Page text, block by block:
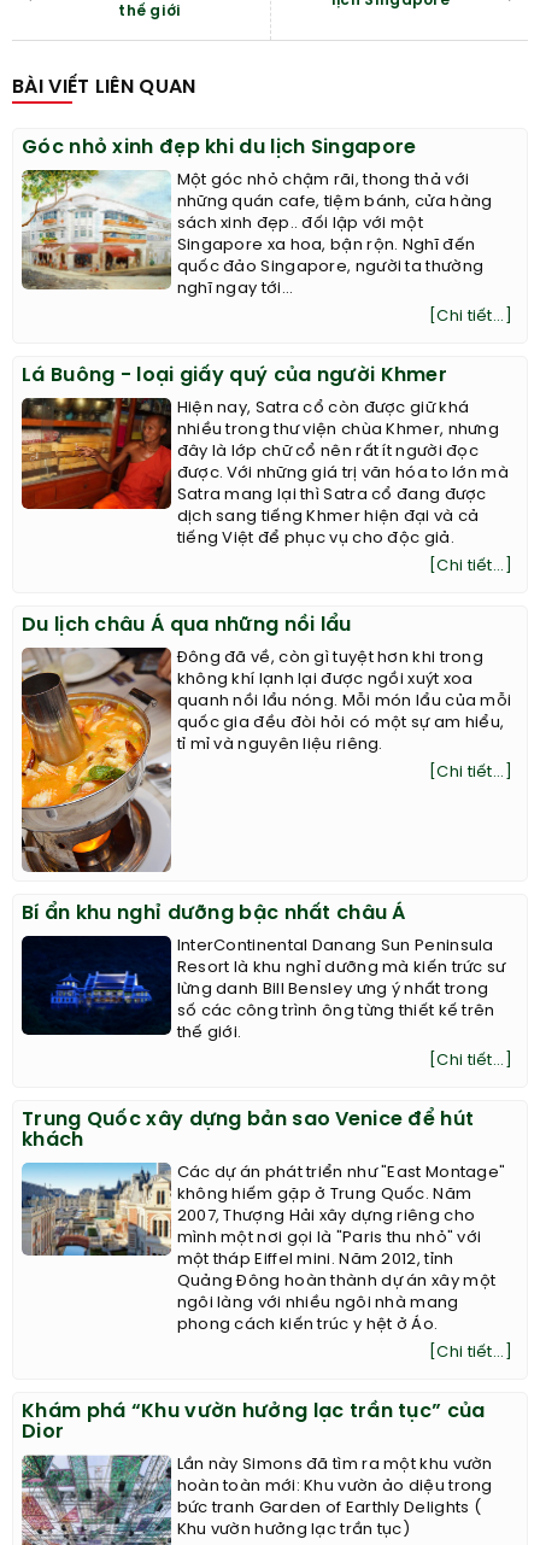
thế giới
BÀI VIẾT LIÊN QUAN
Góc nhỏ xinh đẹp khi du lịch Singapore
Một góc nhỏ chậm rãi, thong thả với
những quán cafe, tiệm bánh, cửa hàng
sách xinh đẹp.. đối lập với một
Singapore xa hoa, bận rộn. Nghĩ đến
quốc đảo Singapore, người ta thường
nghĩ ngay tới...
[Chi tiết...]
Lá Buông - loại giấy quý của người Khmer
Hiện nay, Satra cổ còn được giữ khá
nhiều trong thư viện chùa Khmer, nhưng
đây là lớp chữ cổ nên rất ít người đọc
được. Với những giá trị văn hóa to lớn mà
Satra mang lại thì Satra cổ đang được
dịch sang tiếng Khmer hiện đại và cả
tiếng Việt để phục vụ cho độc giả.
[Chi tiết...]
Du lịch châu Á qua những nồi lẩu
Đông đã về, còn gì tuyệt hơn khi trong
không khí lạnh lại được ngồi xuýt xoa
quanh nồi lẩu nóng. Mỗi món lẩu của mỗi
quốc gia đều đòi hỏi có một sự am hiểu,
tỉ mỉ và nguyên liệu riêng.
[Chi tiết...]
Bí ẩn khu nghỉ dưỡng bậc nhất châu Á
InterContinental Danang Sun Peninsula
Resort là khu nghỉ dưỡng mà kiến trức sư
lừng danh Bill Bensley ưng ý nhất trong
số các công trình ông từng thiết kế trên
thế giới.
[Chi tiết...]
Trung Quốc xây dựng bản sao Venice để hút
khách
Các dự án phát triển như "East Montage"
không hiếm gặp ở Trung Quốc. Năm
2007, Thượng Hải xây dựng riêng cho
mình một nơi gọi là "Paris thu nhỏ" với
một tháp Eiffel mini. Năm 2012, tỉnh
Quảng Đông hoàn thành dự án xây một
ngôi làng với nhiều ngôi nhà mang
phong cách kiến trúc y hệt ở Áo.
[Chi tiết...]
Khám phá “Khu vườn hưởng lạc trần tục” của
Dior
Lần này Simons đã tìm ra một khu vườn
hoàn toàn mới: Khu vườn ảo diệu trong
bức tranh Garden of Earthly Delights (
Khu vườn hưởng lạc trần tục)